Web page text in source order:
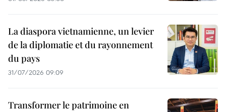
La diaspora vietnamienne, un levier
de la diplomatie et du rayonnement
du pays
31/07/2026 09:09
Transformer le patrimoine en